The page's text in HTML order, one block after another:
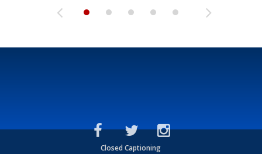
Closed Captioning